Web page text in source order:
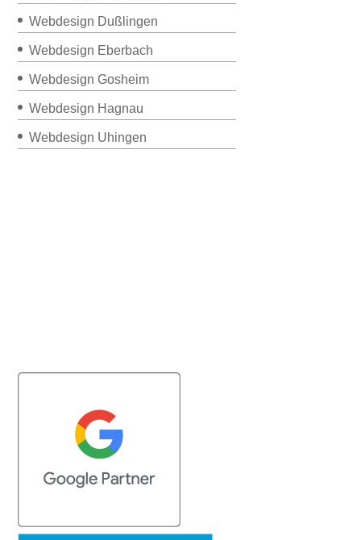
Webdesign Dußlingen
Webdesign Eberbach
Webdesign Gosheim
Webdesign Hagnau
Webdesign Uhingen